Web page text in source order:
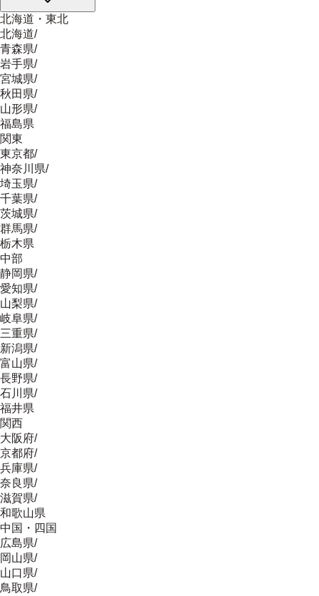
北海道・東北
北海道/
青森県/
岩手県/
宮城県/
秋田県/
山形県/
福島県
関東
東京都/
神奈川県/
埼玉県/
千葉県/
茨城県/
群馬県/
栃木県
中部
静岡県/
愛知県/
山梨県/
岐阜県/
三重県/
新潟県/
富山県/
長野県/
石川県/
福井県
関西
大阪府/
京都府/
兵庫県/
奈良県/
滋賀県/
和歌山県
中国・四国
広島県/
岡山県/
山口県/
鳥取県/